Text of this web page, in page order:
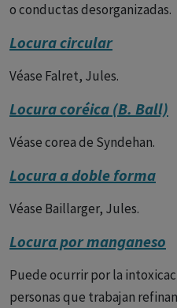
o conductas desorganizadas.
Locura circular
Véase Falret, Jules.
Locura coréica (B. Ball)
Véase corea de Syndehan.
Locura a doble forma
Véase Baillarger, Jules.
Locura por manganeso
Puede ocurrir por la
personas que trabajan